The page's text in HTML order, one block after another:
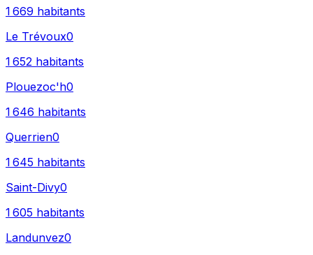
1 669 habitants
Le Trévoux0
1 652 habitants
Plouezoc'h0
1 646 habitants
Querrien0
1 645 habitants
Saint-Divy0
1 605 habitants
Landunvez0